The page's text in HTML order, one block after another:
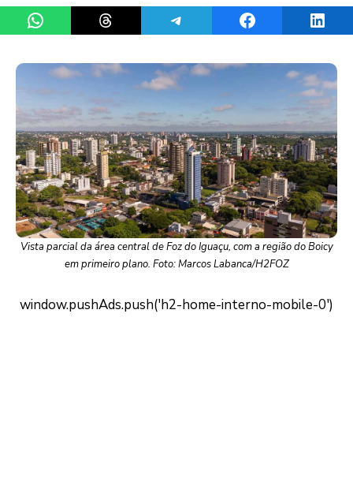
Share on WhatsAppShare on ThreadsShare on TelegramShare on Facebook
Vista parcial da área central de Foz do Iguaçu, com a região do Boicy
em primeiro plano. Foto: Marcos Labanca/H2FOZ